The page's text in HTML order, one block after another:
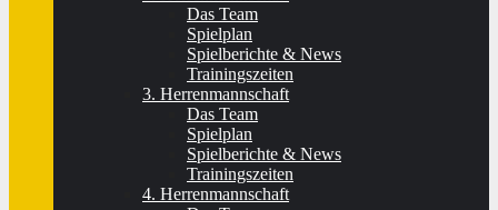
Das Team
Spielplan
Spielberichte & News
Trainingszeiten
3. Herrenmannschaft
Das Team
Spielplan
Spielberichte & News
Trainingszeiten
4. Herrenmannschaft